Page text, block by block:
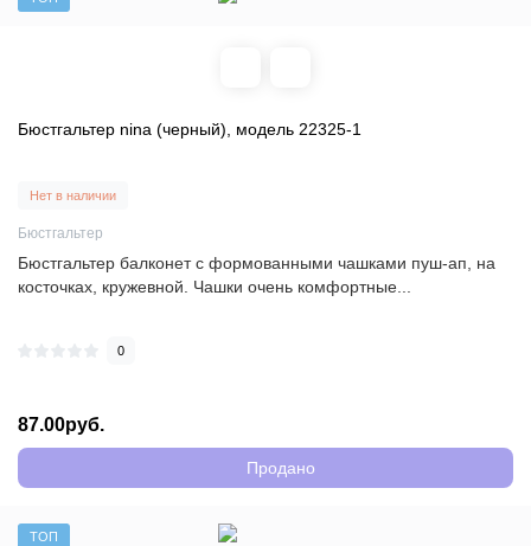
Бюстгальтер nina (черный), модель 22325-1
Нет в наличии
Бюстгальтер
Бюстгальтер балконет с формованными чашками пуш-ап, на
косточках, кружевной. Чашки очень комфортные...
0
87.00руб.
Продано
ТОП